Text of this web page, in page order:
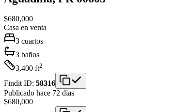
$680,000
Casa en venta
3 cuartos
3 baños
3,400 ft2
Findit ID: 58316
Publicado hace 72 días
$680,000